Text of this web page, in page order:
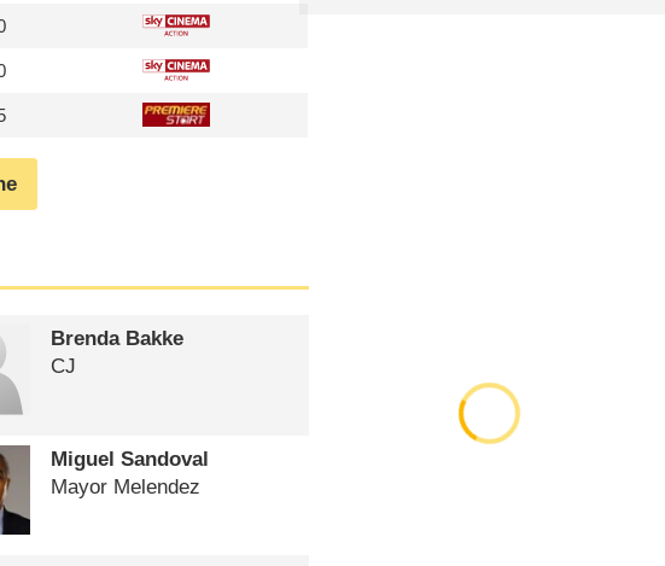
Brenda Bakke
CJ
Miguel Sandoval
Mayor Melendez